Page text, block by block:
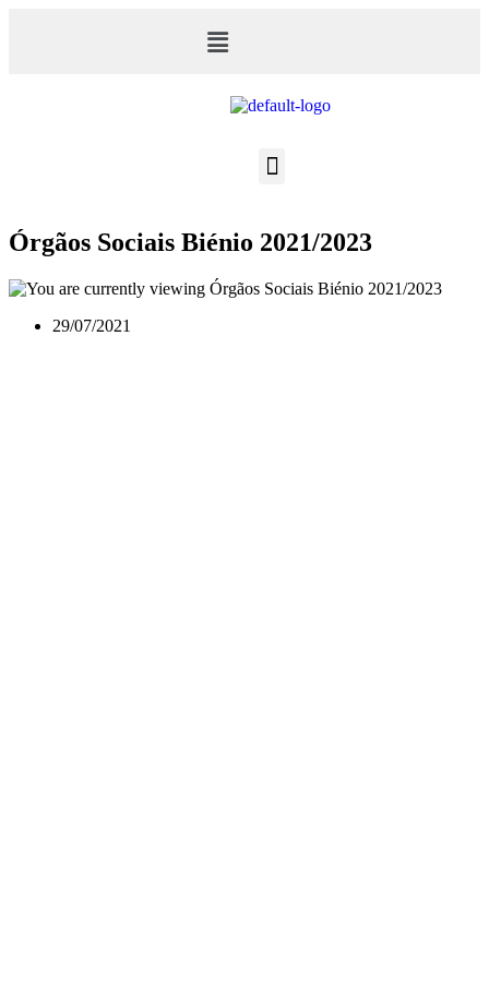
Órgãos Sociais Biénio 2021/2023​
29/07/2021